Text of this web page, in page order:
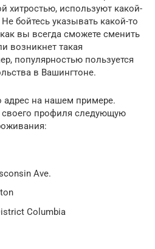
хитростью, используют какой-
бойтесь указывать какой-то
вы всегда сможете сменить
возникнет такая
популярностью пользуется
в Вашингтоне.
адрес на нашем примере.
своего профиля следующую
Ave.
Columbia